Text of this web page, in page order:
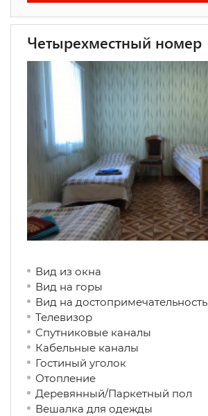
Четырехместный номер
Вид из окна
Вид на горы
Вид на достопримечательность
Телевизор
Спутниковые каналы
Кабельные каналы
Гостиный уголок
Отопление
Деревянный/Паркетный пол
Вешалка для одежды